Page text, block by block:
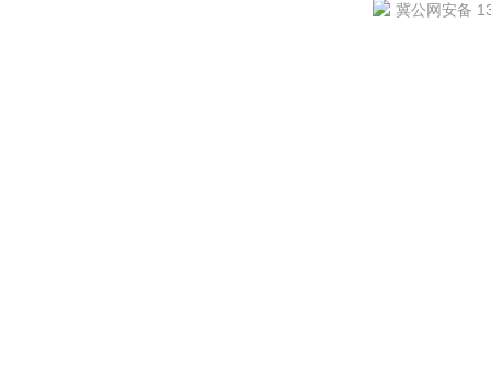
冀公网安备